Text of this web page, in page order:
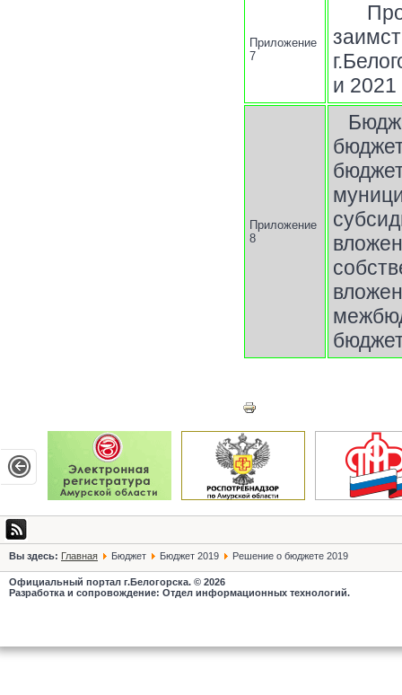
Приложение
7
и 2021
Приложение
8
Вы здесь: Главная Бюджет Бюджет 2019 Решение о бюджете 2019
Официальный портал г.Белогорска. © 2026
Разработка и сопровождение: Отдел информационных технологий.